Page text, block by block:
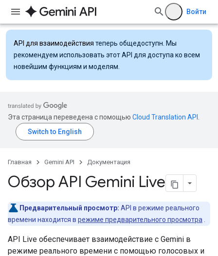
Войти
API для взаимодействия теперь общедоступн. Мы
рекомендуем использовать этот API для доступа ко всем
новейшим функциям и моделям.
Эта страница переведена с помощью Cloud Translation API
Главная Gemini API Документация
Обзор API Gemini Live
Предварительный просмотр: API в режиме реального
времени находится в режиме предварительного просмотра
API Live обеспечивает взаимодействие с Gemini в
режиме реального времени с помощью голосовых и